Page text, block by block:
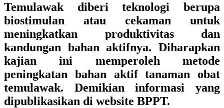
Temulawak diberi teknologi berupa
biostimulan atau cekaman untuk
meningkatkan produktivitas dan
kandungan bahan aktifnya. Diharapkan
kajian ini memperoleh metode
peningkatan bahan aktif tanaman obat
temulawak. Demikian informasi yang
dipublikasikan di website BPPT.